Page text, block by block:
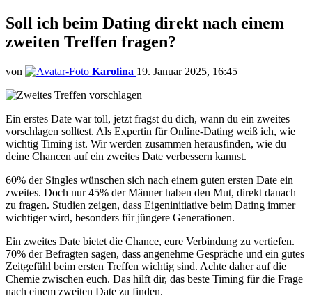
Soll ich beim Dating direkt nach einem
zweiten Treffen fragen?
von Karolina 19. Januar 2025, 16:45
Ein erstes Date war toll, jetzt fragst du dich, wann du ein zweites
vorschlagen solltest. Als Expertin für Online-Dating weiß ich, wie
wichtig Timing ist. Wir werden zusammen herausfinden, wie du
deine Chancen auf ein zweites Date verbessern kannst.
60% der Singles wünschen sich nach einem guten ersten Date ein
zweites. Doch nur 45% der Männer haben den Mut, direkt danach
zu fragen. Studien zeigen, dass Eigeninitiative beim Dating immer
wichtiger wird, besonders für jüngere Generationen.
Ein zweites Date bietet die Chance, eure Verbindung zu vertiefen.
70% der Befragten sagen, dass angenehme Gespräche und ein gutes
Zeitgefühl beim ersten Treffen wichtig sind. Achte daher auf die
Chemie zwischen euch. Das hilft dir, das beste Timing für die Frage
nach einem zweiten Date zu finden.